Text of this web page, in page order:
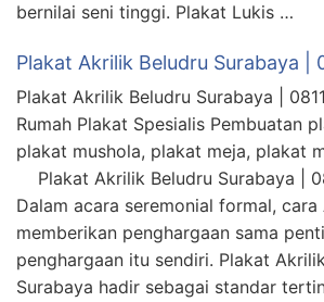
bernilai seni tinggi. Plakat Lukis …
Plakat Akrilik Beludru Surabaya |
Plakat Akrilik Beludru Surabaya |
Rumah Plakat Spesialis Pembuatan
plakat mushola, plakat meja, plakat
Plakat Akrilik Beludru Surabaya |
Dalam acara seremonial formal, cara
memberikan penghargaan sama
penghargaan itu sendiri. Plakat
Surabaya hadir sebagai standar